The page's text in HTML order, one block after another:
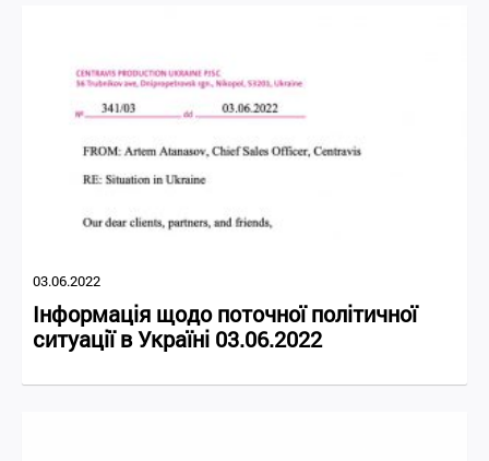
03.06.2022
Інформація щодо поточної політичної
ситуації в Україні 03.06.2022